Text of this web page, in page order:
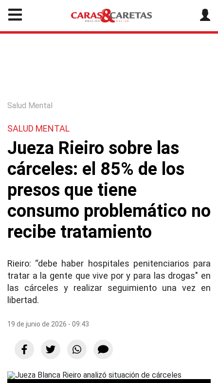
Salud Mental
SALUD MENTAL
Jueza Rieiro sobre las
cárceles: el 85% de los
presos que tiene
consumo problemático no
recibe tratamiento
Rieiro: “debe haber hospitales penitenciarios para
tratar a la gente que vive por y para las drogas" en
las cárceles y realizar seguimiento una vez en
libertad.
19 de junio de 2026 - 09:43